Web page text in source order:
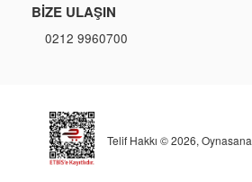
BIZE ULAŞIN
0212 9960700
Telif Hakkı © 2026, Oynasana